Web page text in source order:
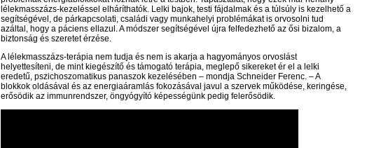
lélekmasszázs-kezeléssel elháríthatók. Lelki bajok, testi fájdalmak és a túlsúly is kezelhető a
segítségével, de párkapcsolati, családi vagy munkahelyi problémákat is orvosolni tud
azáltal, hogy a páciens ellazul. A módszer segítségével újra felfedezhető az ősi bizalom, a
biztonság és szeretet érzése.
A lélekmasszázs-terápia nem tudja és nem is akarja a hagyományos orvoslást
helyettesíteni, de mint kiegészítő és támogató terápia, meglepő sikereket ér el a lelki
eredetű, pszichoszomatikus panaszok kezelésében – mondja Schneider Ferenc. – A
blokkok oldásával és az energiaáramlás fokozásával javul a szervek működése, keringése,
erősödik az immunrendszer, öngyógyító képességünk pedig felerősödik.